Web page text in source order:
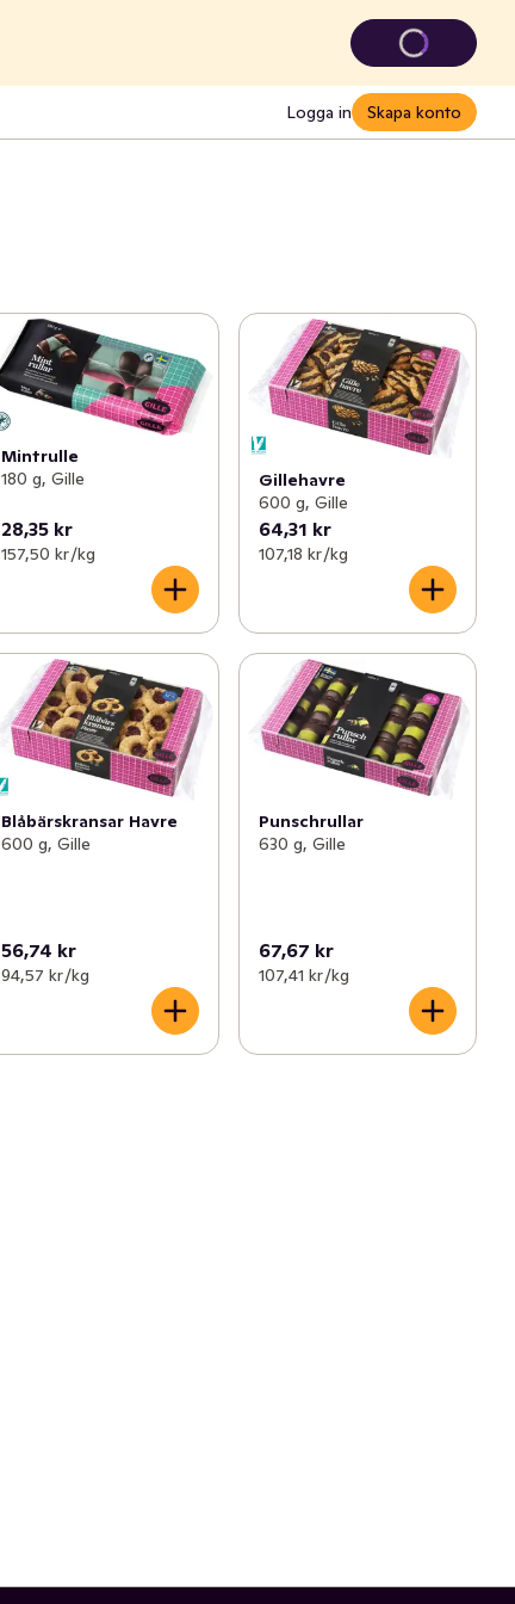
Logga in Skapa konto
Mintrulle
180 g, Gille
28,35 kr
157,50 kr /kg
Gillehavre
600 g, Gille
64,31 kr
107,18 kr /kg
Blåbärskransar Havre
600 g, Gille
56,74 kr
94,57 kr /kg
Punschrullar
630 g, Gille
67,67 kr
107,41 kr /kg